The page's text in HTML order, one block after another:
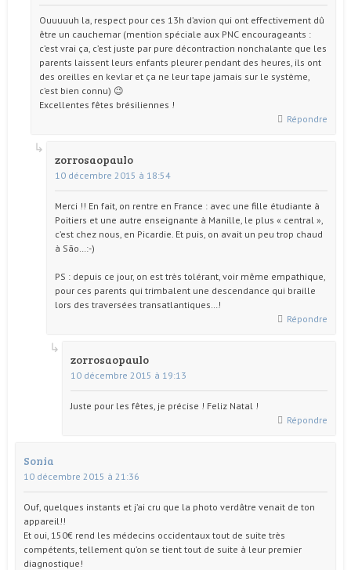
Ouuuuuh la, respect pour ces 13h d’avion qui ont effectivement dû
être un cauchemar (mention spéciale aux PNC encourageants :
c’est vrai ça, c’est juste par pure décontraction nonchalante que les
parents laissent leurs enfants pleurer pendant des heures, ils ont
des oreilles en kevlar et ça ne leur tape jamais sur le système,
c’est bien connu) 😉
Excellentes fêtes brésiliennes !
Répondre
zorrosaopaulo
10 décembre 2015 à 18:54
Merci !! En fait, on rentre en France : avec une fille étudiante à
Poitiers et une autre enseignante à Manille, le plus « central »,
c’est chez nous, en Picardie. Et puis, on avait un peu trop chaud
à São…:-)
PS : depuis ce jour, on est très tolérant, voir même empathique,
pour ces parents qui trimbalent une descendance qui braille
lors des traversées transatlantiques…!
Répondre
zorrosaopaulo
10 décembre 2015 à 19:13
Juste pour les fêtes, je précise ! Feliz Natal !
Répondre
Sonia
10 décembre 2015 à 21:36
Ouf, quelques instants et j’ai cru que la photo verdâtre venait de ton
appareil!!
Et oui, 150€ rend les médecins occidentaux tout de suite très
compétents, tellement qu’on se tient tout de suite à leur premier
diagnostique!